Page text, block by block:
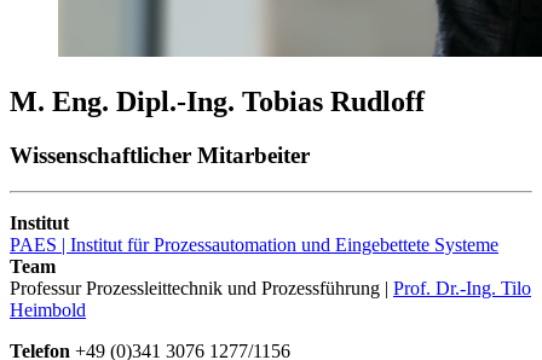
M. Eng. Dipl.-Ing. Tobias Rudloff
Wissenschaftlicher Mitarbeiter
Institut
PAES | Institut für Prozessautomation und Eingebettete Systeme
Team
Professur Prozessleittechnik und Prozessführung | Prof. Dr.-Ing. Tilo
Heimbold
Telefon +49 (0)341 3076 1277/1156